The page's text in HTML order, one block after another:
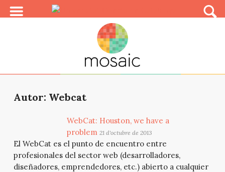
Autor: Webcat
WebCat: Houston, we have a
problem 21 d'octubre de 2013
El WebCat es el punto de encuentro entre
profesionales del sector web (desarrolladores,
diseñadores, emprendedores, etc.) abierto a cualquier